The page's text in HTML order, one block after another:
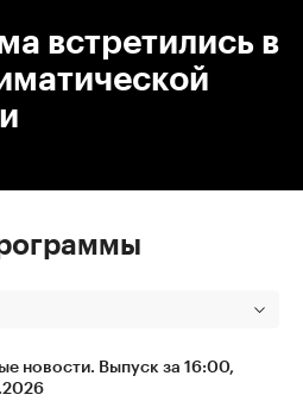
встретились в
новости. Выпуск за 16:00,